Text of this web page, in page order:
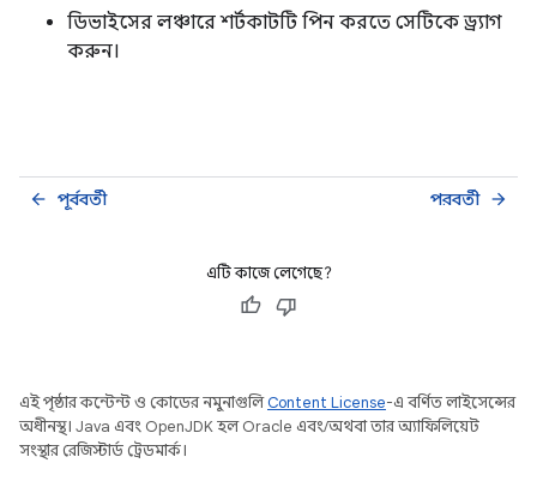
ডিভাইসের লঞ্চারে শর্টকাটটি পিন করতে সেটিকে ড্র্যাগ
করুন।
পূর্ববর্তী
arrow_back পরবর্তী arrow_forward
এটি কাজে লেগেছে?
এই পৃষ্ঠার কন্টেন্ট ও কোডের নমুনাগুলিContent License-এ বর্ণিত লাইসেন্সের
অধীনস্থ। Java এবং OpenJDK হল Oracle এবং/অথবা তার অ্যাফিলিয়েট
সংস্থার রেজিস্টার্ড ট্রেডমার্ক।